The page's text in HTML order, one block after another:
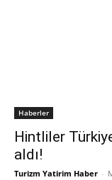
Haberler
Hintliler
aldı!
Turizm Yatirim Haber -